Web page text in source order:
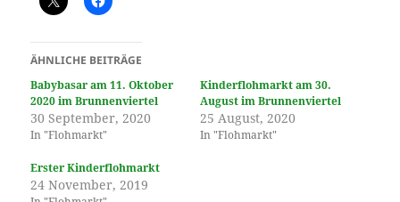
ÄHNLICHE BEITRÄGE
Babybasar am 11. Oktober
2020 im Brunnenviertel
30 September, 2020
In "Flohmarkt"
Kinderflohmarkt am 30.
August im Brunnenviertel
25 August, 2020
In "Flohmarkt"
Erster Kinderflohmarkt
24 November, 2019